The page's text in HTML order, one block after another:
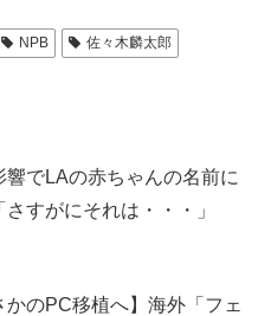
NPB
佐々木麟太郎
でLAの赤ちゃんの名前に
すがにそれは・・・」
かのPC移植へ】海外「フェ